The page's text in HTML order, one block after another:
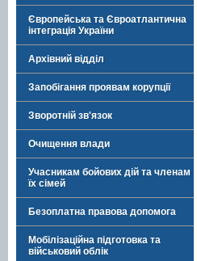
Європейська та Євроатлантична
інтеграція України
Архівний відділ
Запобігання проявам корупції
Зворотній зв'язок
Очищення влади
Учасникам бойових дій та членам
їх сімей
Безоплатна правова допомога
Мобілізаційна підготовка та
військовий облік